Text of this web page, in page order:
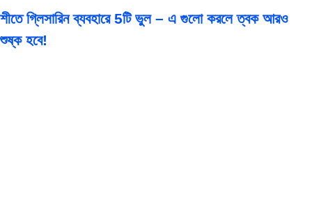
শীতে গ্লিসারিন ব্যবহারে 5টি ভুল – এ গুলো করলে ত্বক আরও
শুষ্ক হবে!